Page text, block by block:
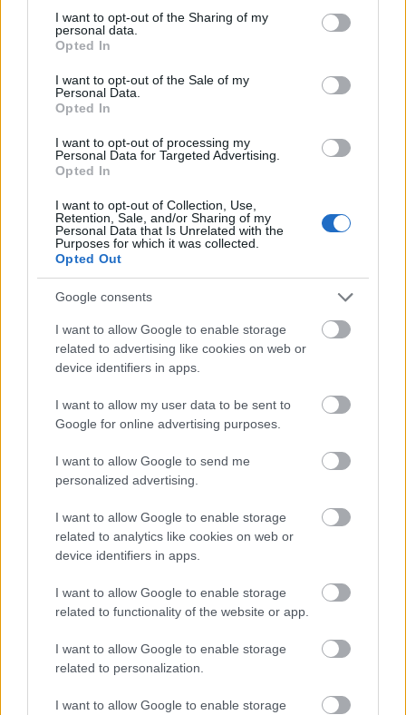
not limited to your visit or usage behaviour. You may click to
grant or deny consent to Google and its third-party tags to
use your data for below specified purposes in below Google
consent section.
I want to opt-out of the Sharing of my
personal data.
Opted In
I want to opt-out of the Sale of my
Personal Data.
Opted In
I want to opt-out of processing my
Personal Data for Targeted Advertising.
Opted In
I want to opt-out of Collection, Use,
Retention, Sale, and/or Sharing of my
Personal Data that Is Unrelated with the
Purposes for which it was collected.
Opted Out
Google consents
I want to allow Google to enable storage
related to advertising like cookies on web or
device identifiers in apps.
I want to allow my user data to be sent to
Google for online advertising purposes.
I want to allow Google to send me
personalized advertising.
I want to allow Google to enable storage
related to analytics like cookies on web or
device identifiers in apps.
I want to allow Google to enable storage
related to functionality of the website or app.
I want to allow Google to enable storage
related to personalization.
I want to allow Google to enable storage
Ακολουθήστε τοinsider.gr στο Google News
πρώτοι όλες τιςειδήσειςαπό την Ελλάδα και τον κόσμο.
Μεταβιβάσεις ακινήτων: Στο σκάνερ χιλιάδες
ΕΝΦΙΑ
Σήμερα το κρίσιμο ραντεβού στο Μέγαρο
Μαξίμου για τη βιομηχανία